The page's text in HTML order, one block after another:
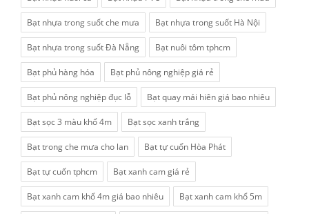
Bạt nhựa trong suốt che mưa Bạt nhựa trong suốt Hà Nội
Bạt nhựa trong suốt Đà Nẵng Bạt nuôi tôm tphcm
Bạt phủ hàng hóa Bạt phủ nông nghiệp giá rẻ
Bạt phủ nông nghiệp đục lỗ Bạt quay mái hiên giá bao nhiêu
Bạt sọc 3 màu khổ 4m Bạt sọc xanh trắng
Bạt trong che mưa cho lan Bạt tự cuốn Hòa Phát
Bạt tự cuốn tphcm Bạt xanh cam giá rẻ
Bạt xanh cam khổ 4m giá bao nhiêu Bạt xanh cam khổ 5m